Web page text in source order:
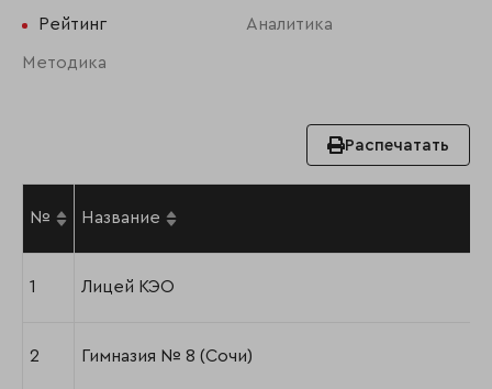
Рейтинг Аналитика
Методика
Распечатать
№ Название
1 Лицей КЭО
2 Гимназия № 8 (Сочи)